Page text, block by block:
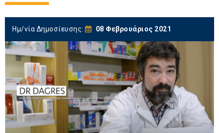
Ημ/νία Δημοσίευσης: 08 Φεβρουάριος 2021